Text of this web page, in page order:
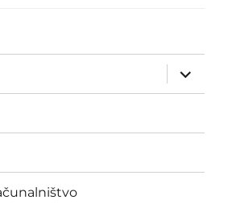
expand
child
menu